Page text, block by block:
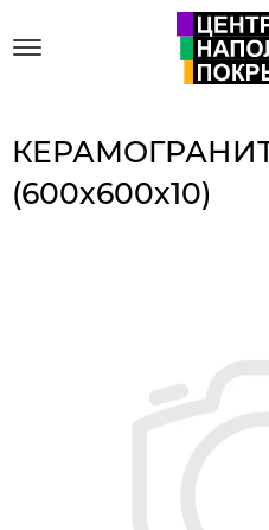
КЕРАМОГРАНИТ
(600х600х10)